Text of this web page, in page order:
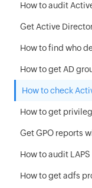
How to audit
Get Active
How to find who
How to get AD
How to check
How to get
Get GPO reports
How to audit
How to get adfs